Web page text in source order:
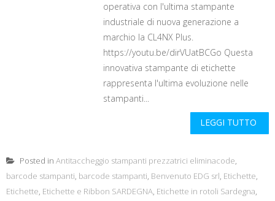
operativa con l'ultima stampante
industriale di nuova generazione a
marchio la CL4NX Plus.
https://youtu.be/dirVUatBCGo Questa
innovativa stampante di etichette
rappresenta l'ultima evoluzione nelle
stampanti...
LEGGI TUTTO
Posted in Antitaccheggio stampanti prezzatrici eliminacode,
barcode stampanti, barcode stampanti, Benvenuto EDG srl, Etichette,
Etichette, Etichette e Ribbon SARDEGNA, Etichette in rotoli Sardegna,